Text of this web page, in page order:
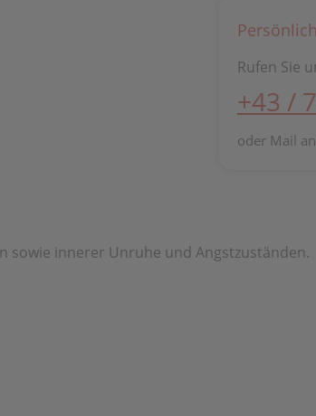
Rufen Sie
+43 /
oder Mail
sowie innerer Unruhe und Angstzuständen.